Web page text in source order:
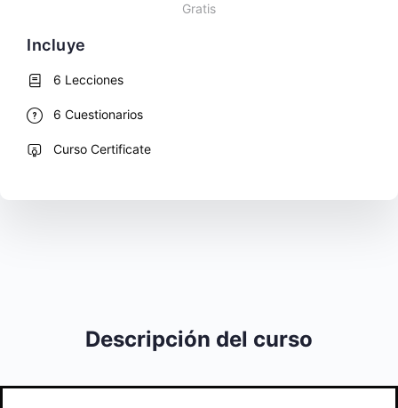
Descripción del curso
Gratis
Incluye
6 Lecciones
6 Cuestionarios
Curso Certificate